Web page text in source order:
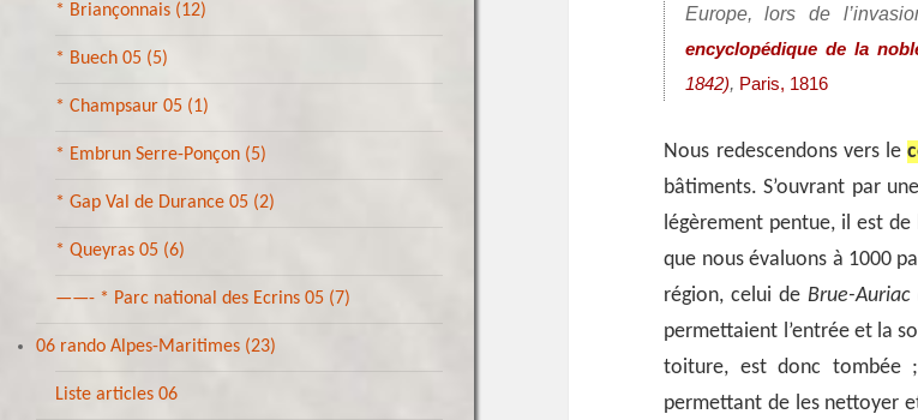
* Briançonnais (12)
* Buech 05 (5)
* Champsaur 05 (1)
* Embrun Serre-Ponçon (5)
* Gap Val de Durance 05 (2)
* Queyras 05 (6)
——- * Parc national des Ecrins 05 (7)
06 rando Alpes-Maritimes (23)
Liste articles 06
Europe, lors de
encyclopédique de la
1842), Paris, 1816
Nous redescendons vers le
bâtiments. S’ouvrant par
légèrement pentue, il est de
que nous évaluons à 1000
région, celui deBrue-Auriac
permettaient l’entrée et la
toiture, est donc tombée
permettant de les nettoyer